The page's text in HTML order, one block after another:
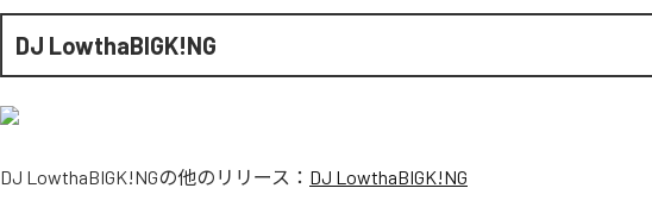
DJ LowthaBIGK!NG
DJ LowthaBIGK!NGの他のリリース： DJ LowthaBIGK!NG